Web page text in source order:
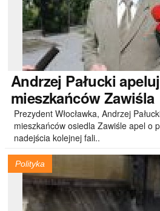
Andrzej Pałucki
mieszkańców Zawiśla
Prezydent Włocławka, Andrzej
mieszkańców osiedla Zawiśle apel o
nadejścia kolejnej fali..
Polityka